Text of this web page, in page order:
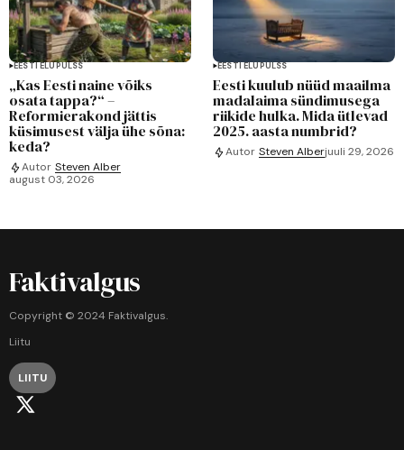
EESTI ELUPULSS
„Kas Eesti naine võiks
osata tappa?“ –
Reformierakond jättis
küsimusest välja ühe sõna:
keda?
Autor Steven Alber
august 03, 2026
EESTI ELUPULSS
Eesti kuulub nüüd maailma
madalaima sündimusega
riikide hulka. Mida ütlevad
2025. aasta numbrid?
Autor Steven Alberjuuli 29, 2026
Faktivalgus
Copyright © 2024 Faktivalgus.
Liitu
LIITU